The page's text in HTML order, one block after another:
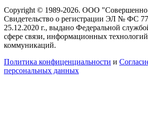
Copyright © 1989-2026. ООО "Совершенно
Свидетельство о регистрации ЭЛ № ФС
25.12.2020 г., выдано Федеральной
сфере связи, информационных
коммуникаций.
Политика конфиценциальности и
персональных данных